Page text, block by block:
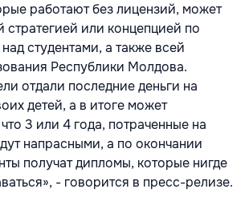
работают без лицензий, может
стратегией или концепцией по
студентами, а также всей
Республики Молдова.
отдали последние деньги на
детей, а в итоге может
3 или 4 года, потраченные на
напрасными, а по окончании
получат дипломы, которые нигде
- говорится в пресс-релизе.